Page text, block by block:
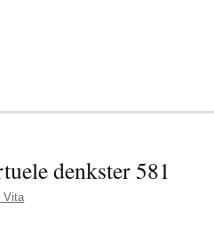
denkster 581
Vita